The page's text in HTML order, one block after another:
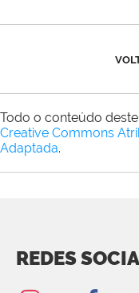
Todo o conteúdo
Creative Commons
Adaptada.
REDES